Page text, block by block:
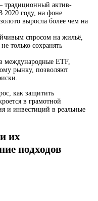
актив-
2020 году, на фоне
выросла более чем на
спросом на жильё,
только сохранять
ETF,
рынку, позволяют
как защитить
в грамотной
и инвестиций в реальные
их
подходов